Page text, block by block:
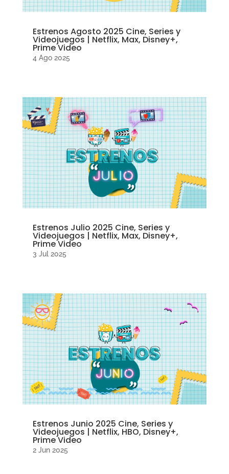
Estrenos Agosto 2025 Cine, Series y
Videojuegos | Netflix, Max, Disney+,
Prime Video
4 Ago 2025
Estrenos Julio 2025 Cine, Series y
Videojuegos | Netflix, Max, Disney+,
Prime Video
3 Jul 2025
Estrenos Junio 2025 Cine, Series y
Videojuegos | Netflix, HBO, Disney+,
Prime Video
2 Jun 2025